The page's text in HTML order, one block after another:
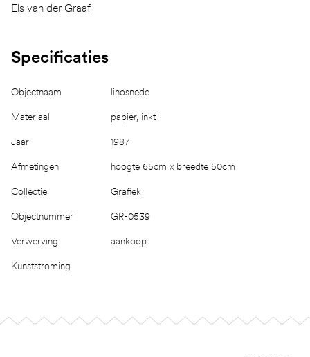
Els van der Graaf
Specificaties
Objectnaam linosnede
Materiaal papier, inkt
Jaar 1987
Afmetingen hoogte 65cm x breedte 50cm
Collectie Grafiek
Objectnummer GR-0539
Verwerving aankoop
Kunststroming